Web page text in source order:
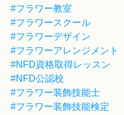
#フラワー教室
#フラワースクール
#フラワーデザイン
#フラワーアレンジメント
#NFD資格取得レッスン
#NFD公認校
#フラワー装飾技能士
#フラワー装飾技能検定